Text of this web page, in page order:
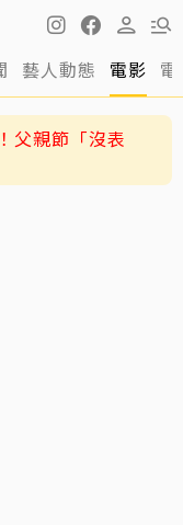
藝人動態 電影
父親節「沒表